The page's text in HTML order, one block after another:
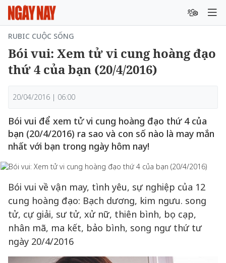
RUBIC CUỘC SỐNG
Bói vui: Xem tử vi cung hoàng đạo
thứ 4 của bạn (20/4/2016)
20/04/2016 | 06:00
Bói vui để xem tử vi cung hoàng đạo thứ 4 của
bạn (20/4/2016) ra sao và con số nào là may mắn
nhất với bạn trong ngày hôm nay!
Bói vui về vận may, tình yêu, sự nghiệp của 12
cung hoàng đạo: Bạch dương, kim ngưu. song
tử, cự giải, sư tử, xử nữ, thiên bình, bọ cạp,
nhân mã, ma kết, bảo bình, song ngư thứ tư
ngày 20/4/2016